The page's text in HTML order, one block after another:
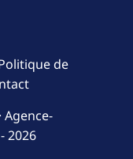
de
Agence-
2026